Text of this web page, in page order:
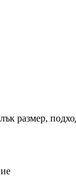
размер,